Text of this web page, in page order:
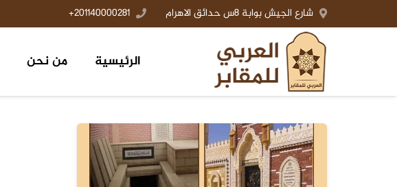
شارع الجيش بوابة 8س حدائق الاهرام 201140000281+
الرئيسية من نحن